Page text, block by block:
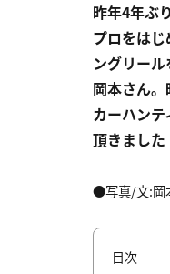
昨年4年ぶ
プロをは
ングリー
岡本さん
カーハン
頂きました
●写真/文:岡
目次